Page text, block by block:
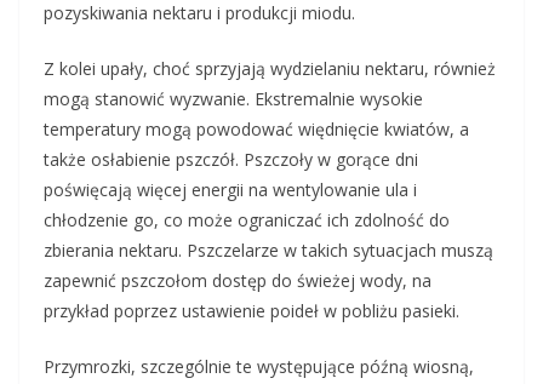
pozyskiwania nektaru i produkcji miodu.
Z kolei upały, choć sprzyjają wydzielaniu nektaru, również
mogą stanowić wyzwanie. Ekstremalnie wysokie
temperatury mogą powodować więdnięcie kwiatów, a
także osłabienie pszczół. Pszczoły w gorące dni
poświęcają więcej energii na wentylowanie ula i
chłodzenie go, co może ograniczać ich zdolność do
zbierania nektaru. Pszczelarze w takich sytuacjach muszą
zapewnić pszczołom dostęp do świeżej wody, na
przykład poprzez ustawienie poideł w pobliżu pasieki.
Przymrozki, szczególnie te występujące późną wiosną,